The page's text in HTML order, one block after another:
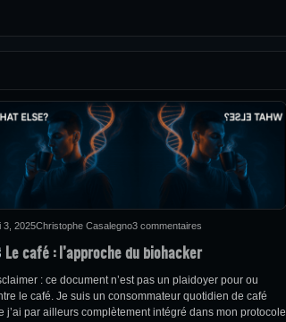
3, 2025Christophe Casalegno3 commentaires
Le café : l’approche du biohacker
: ce document n’est pas un plaidoyer pour ou
le café. Je suis un consommateur quotidien de café
j’ai par ailleurs complètement intégré dans mon protocole